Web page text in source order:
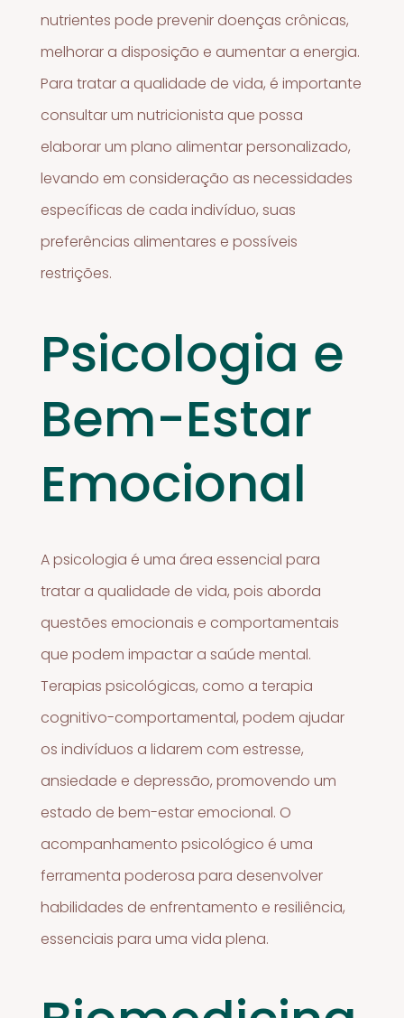
nutrientes pode prevenir doenças crônicas,
melhorar a disposição e aumentar a energia.
Para tratar a qualidade de vida, é importante
consultar um nutricionista que possa
elaborar um plano alimentar personalizado,
levando em consideração as necessidades
específicas de cada indivíduo, suas
preferências alimentares e possíveis
restrições.
Psicologia e
Bem-Estar
Emocional
A psicologia é uma área essencial para
tratar a qualidade de vida, pois aborda
questões emocionais e comportamentais
que podem impactar a saúde mental.
Terapias psicológicas, como a terapia
cognitivo-comportamental, podem ajudar
os indivíduos a lidarem com estresse,
ansiedade e depressão, promovendo um
estado de bem-estar emocional. O
acompanhamento psicológico é uma
ferramenta poderosa para desenvolver
habilidades de enfrentamento e resiliência,
essenciais para uma vida plena.